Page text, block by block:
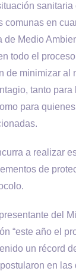
comunas en
de Medio
todo el
de minimizar al
tanto para
para
a realizar
de
del
“este año el
un récord
en las